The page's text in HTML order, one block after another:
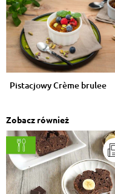
Pistacjowy Crème brulee
Zobacz również